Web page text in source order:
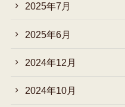
2025年7月
2025年6月
2024年12月
2024年10月